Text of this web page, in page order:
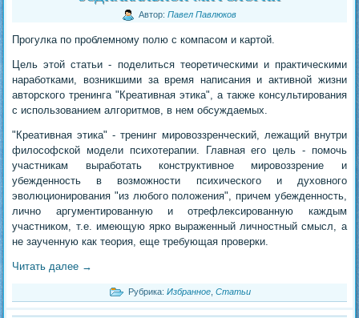
Автор: Павел Павлюков
Прогулка по проблемному полю с компасом и картой.
Цель этой статьи - поделиться теоретическими и практическими
наработками, возникшими за время написания и активной жизни
авторского тренинга "Креативная этика", а также консультирования
с использованием алгоритмов, в нем обсуждаемых.
"Креативная этика" - тренинг мировоззренческий, лежащий внутри
философской модели психотерапии. Главная его цель - помочь
участникам выработать конструктивное мировоззрение и
убежденность в возможности психического и духовного
эволюционирования "из любого положения", причем убежденность,
лично аргументированную и отрефлексированную каждым
участником, т.е. имеющую ярко выраженный личностный смысл, а
не заученную как теория, еще требующая проверки.
Читать далее →
Рубрика: Избранное, Статьи